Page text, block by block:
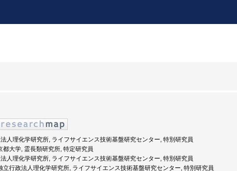
人理化学研究所, ライフサイエンス技術基盤研究センター, 特別研究員
大学, 霊長類研究所, 特定研究員
人理化学研究所, ライフサイエンス技術基盤研究センター, 特別研究員
行政法人理化学研究所, ライフサイエンス技術基盤研究センター, 特別研究員